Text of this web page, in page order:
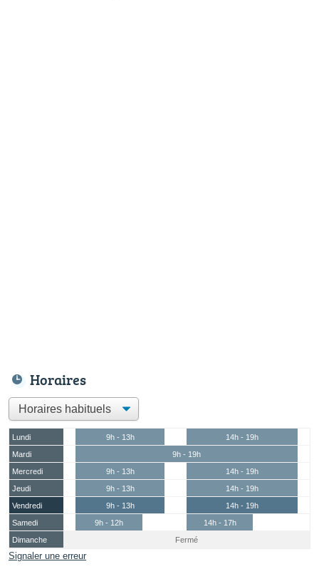
Horaires
Lundi 9h - 13h
14h - 19h
Mardi
9h - 19h
Mercredi
9h - 13h
14h - 19h
Jeudi
9h - 13h
14h - 19h
Vendredi
9h - 13h
14h - 19h
Samedi
9h - 12h
14h - 17h
Dimanche
Fermé
Signaler une erreur